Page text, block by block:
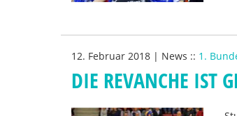
12. Februar 2018 | News :: 1.
DIE REVANCHE IST